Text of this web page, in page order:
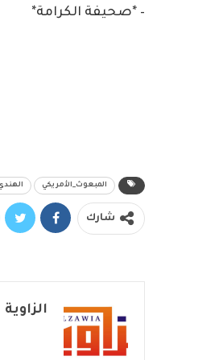
– *صحيفة الكرامة*
المبعوث_الأمريكي
شارك
الزاوية